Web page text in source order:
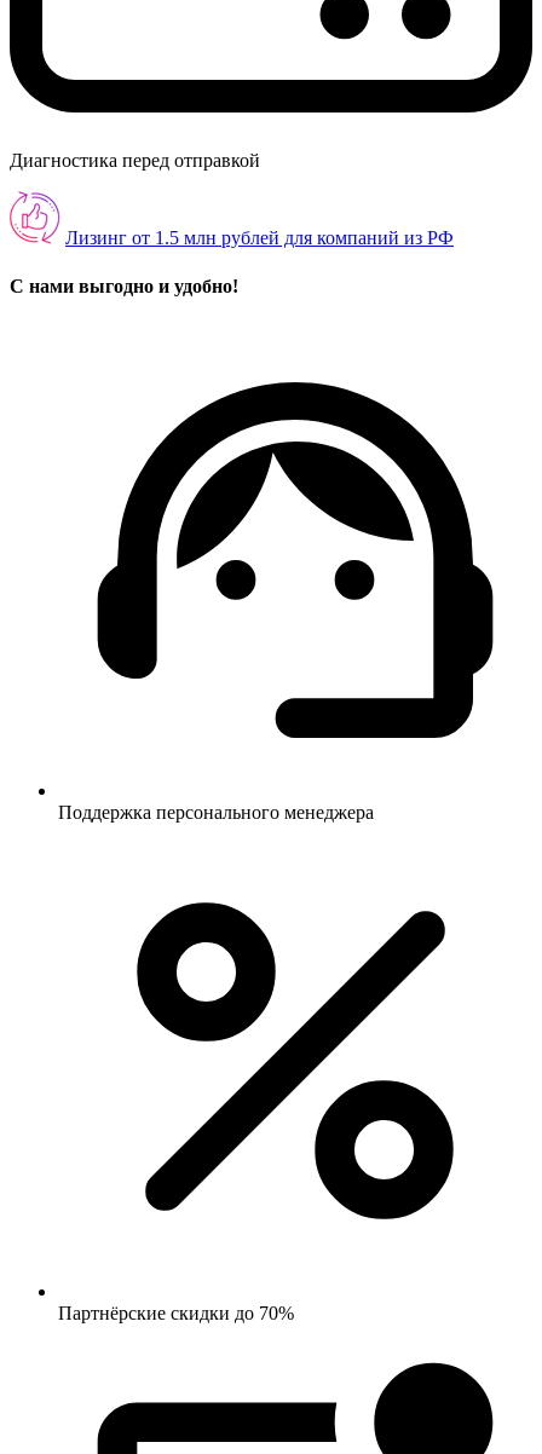
Диагностика перед отправкой
Лизинг от 1.5 млн рублей для компаний из РФ
С нами выгодно и удобно!
Поддержка персонального менеджера
Партнёрские скидки до 70%